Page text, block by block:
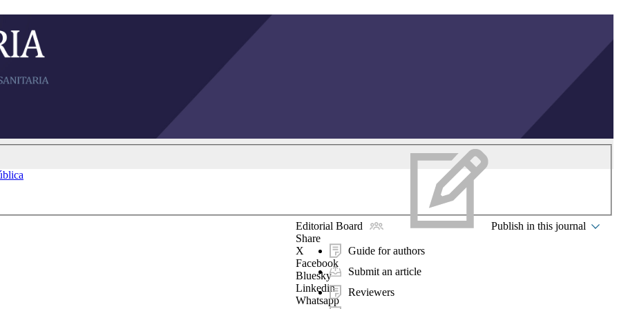
Editorial Board Publish in this journal
Guide for authors
Submit an article
Reviewers
Share
X
Facebook
Bluesky
Linkedin
Whatsapp